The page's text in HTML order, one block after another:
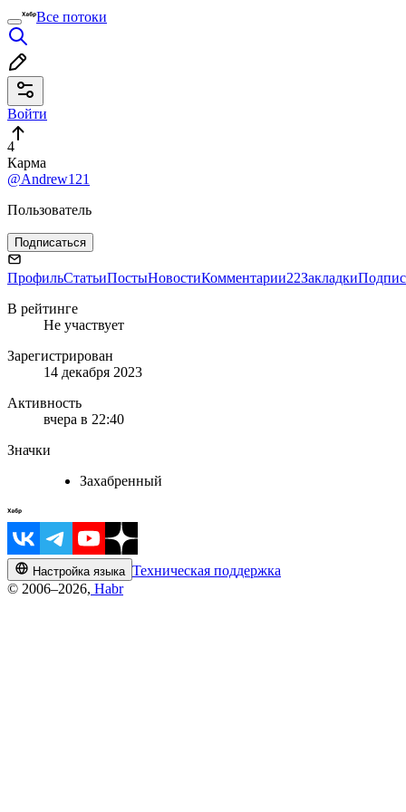
Все потоки
Войти
4
Карма
@Andrew121
Пользователь
Подписаться
ПрофильСтатьиПостыНовостиКомментарии22Закладки
В рейтинге
Не участвует
Зарегистрирован
14 декабря 2023
Активность
вчера в 22:40
Значки
Захабренный
Настройка языка Техническая поддержка
© 2006–2026, Habr